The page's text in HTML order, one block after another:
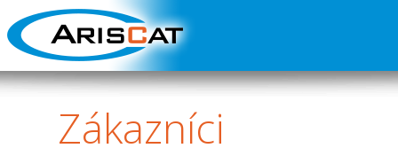
Zákazníci